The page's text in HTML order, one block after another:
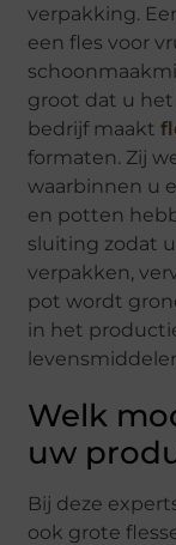
verpakking.
een fles voor
groot dat u het
bedrijf maakt
formaten. Zij
waarbinnen u
en potten
sluiting zodat
verpakken,
pot wordt
in het
Welk
uw
Bij deze
ook grote